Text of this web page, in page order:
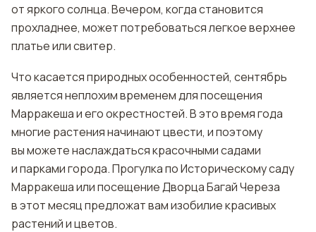
от яркого солнца. Вечером, когда становится
прохладнее, может потребоваться легкое верхнее
платье или свитер.
Что касается природных особенностей, сентябрь
является неплохим временем для посещения
Марракеша и его окрестностей. В это время года
многие растения начинают цвести, и поэтому
вы можете наслаждаться красочными садами
и парками города. Прогулка по Историческому саду
Марракеша или посещение Дворца Багай Череза
в этот месяц предложат вам изобилие красивых
растений и цветов.